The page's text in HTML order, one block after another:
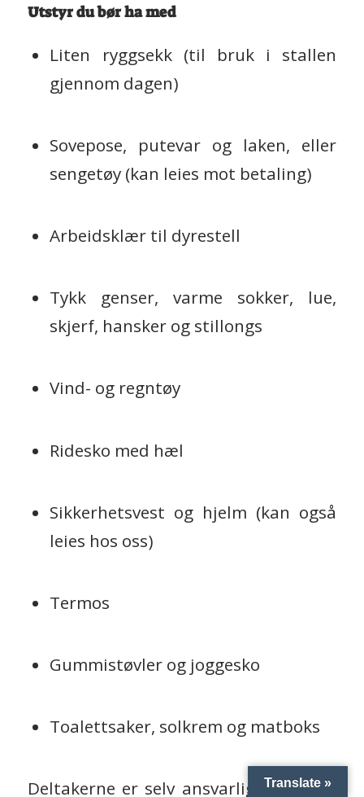
Utstyr du bør ha med
Liten ryggsekk (til bruk i stallen
gjennom dagen)
Sovepose, putevar og laken, eller
sengetøy (kan leies mot betaling)
Arbeidsklær til dyrestell
Tykk genser, varme sokker, lue,
skjerf, hansker og stillongs
Vind- og regntøy
Ridesko med hæl
Sikkerhetsvest og hjelm (kan også
leies hos oss)
Termos
Gummistøvler og joggesko
Toalettsaker, solkrem og matboks
Deltakerne er selv ansvarlige for klær
Translate »